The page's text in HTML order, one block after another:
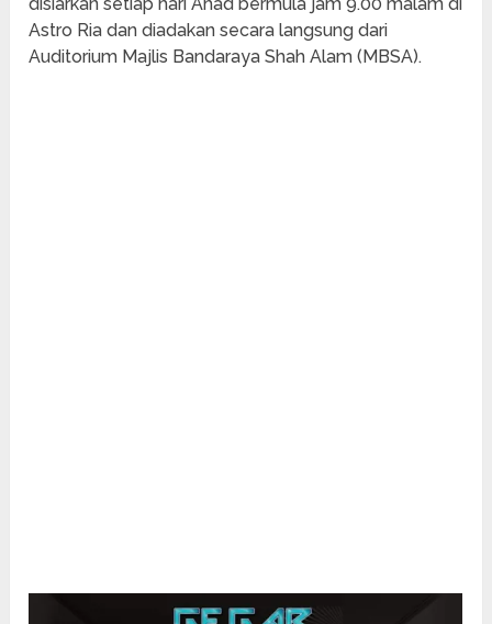
Astro Ria dan diadakan secara langsung dari
Auditorium Majlis Bandaraya Shah Alam (MBSA).